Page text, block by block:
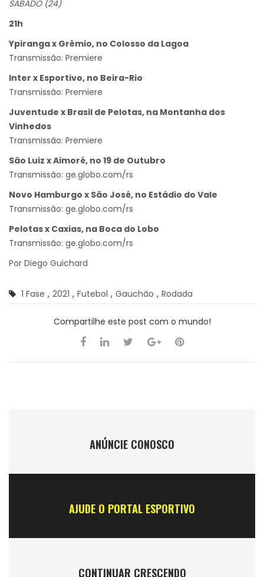
SÁBADO (24)
21h
Ypiranga x Grêmio, no Colosso da Lagoa
Transmissão: Premiere
Inter x Esportivo, no Beira-Rio
Transmissão: Premiere
Juventude x Brasil de Pelotas, na Montanha dos
Vinhedos
Transmissão: Premiere
São Luiz x Aimoré, no 19 de Outubro
Transmissão: ge.globo.com/rs
Novo Hamburgo x São José, no Estádio do Vale
Transmissão: ge.globo.com/rs
Pelotas x Caxias, na Boca do Lobo
Transmissão: ge.globo.com/rs
Por Diego Guichard
1 Fase , 2021 , Futebol , Gauchão , Rodada
Compartilhe este post com o mundo!
ANÚNCIE CONOSCO
AJUDE O PORTAL ESPORTIVO
CONTINUAR CRESCENDO